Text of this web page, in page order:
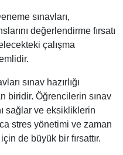
sınavları,
değerlendirme fırsatı
çalışma
sınav hazırlığı
biridir. Öğrencilerin sınav
sağlar ve eksikliklerin
stres yönetimi ve zaman
de büyük bir fırsattır.